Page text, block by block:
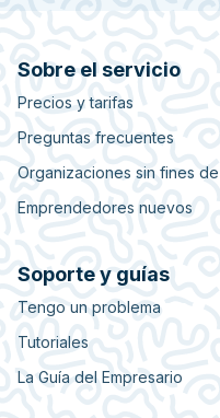
Sobre el servicio
Precios y tarifas
Preguntas frecuentes
Organizaciones sin fines
Emprendedores nuevos
Soporte y guías
Tengo un problema
Tutoriales
La Guía del Empresario